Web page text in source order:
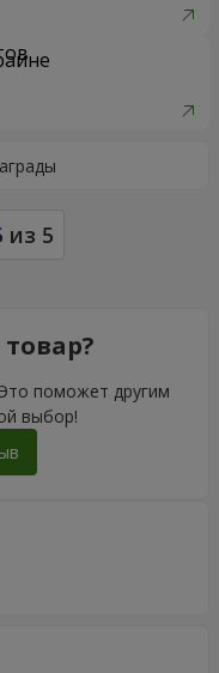
из 5
поможет другим
выбор!